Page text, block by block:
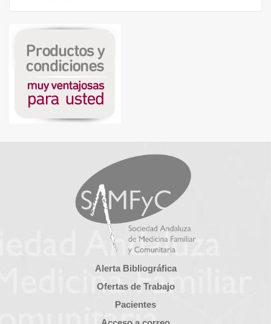
Alerta Bibliográfica
Ofertas de Trabajo
Pacientes